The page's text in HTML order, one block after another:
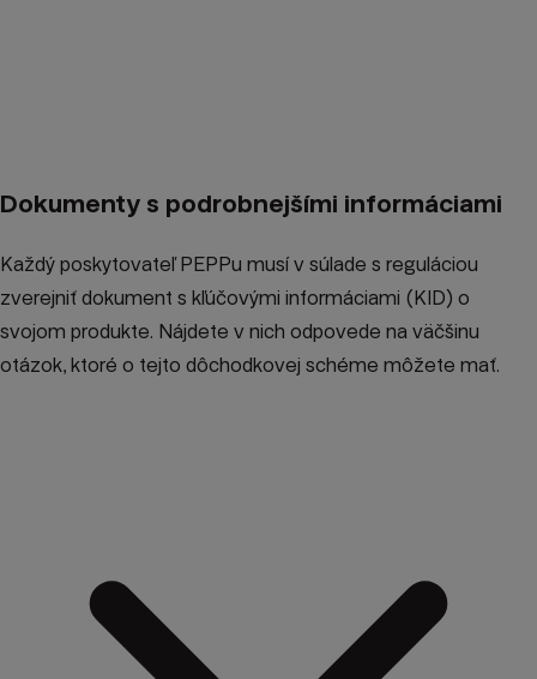
Dokumenty s podrobnejšími informáciami
Každý poskytovateľ PEPPu musí v súlade s reguláciou
zverejniť dokument s kľúčovými informáciami (KID) o
svojom produkte. Nájdete v nich odpovede na väčšinu
otázok, ktoré o tejto dôchodkovej schéme môžete mať.